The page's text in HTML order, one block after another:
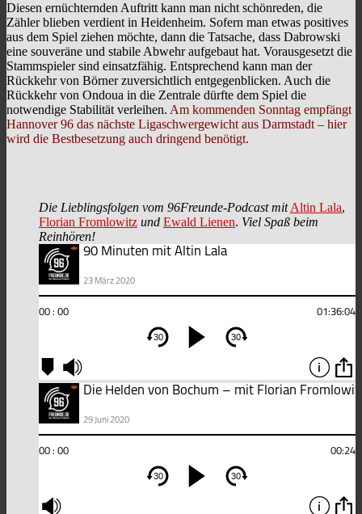
Diesen ernüchternden Auftritt kann man nicht schönreden, die
Zähler blieben verdient in Heidenheim. Sofern man etwas positives
aus dem Spiel ziehen möchte, dann die Tatsache, dass Dabrowski
eine souveräne und stabile Abwehr aufgebaut hat. Vorausgesetzt die
Stammspieler sind einsatzfähig. Entsprechend kann man der
Rückkehr von Börner zuversichtlich entgegenblicken. Auch die
Rückkehr von Ondoua in die Zentrale dürfte dem Spiel die
notwendige Stabilität verleihen. Am kommenden Sonntag empfängt
Hannover 96 das nächste Ligaschwergewicht aus Darmstadt – hier
wird die Bestbesetzung auch dringend benötigt.
Die Lieblingsfolgen vom 96Freunde-Podcast mit Altin Lala,
Florian Fromlowitz und Ewald Lienen. Viel Spaß beim
Reinhören!